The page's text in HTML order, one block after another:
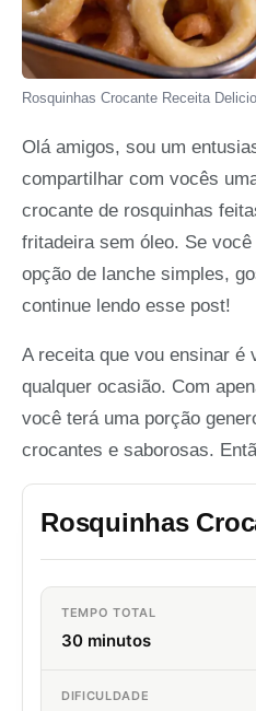
Rosquinhas Crocante Receita
Olá amigos, sou um
compartilhar com vocês
crocante de rosquinhas
fritadeira sem óleo. Se
opção de lanche simples,
continue lendo esse post!
A receita que vou ensinar é
qualquer ocasião. Com
você terá uma porção
crocantes e saborosas.
Rosquinhas
TEMPO TOTAL
30 minutos
DIFICULDADE